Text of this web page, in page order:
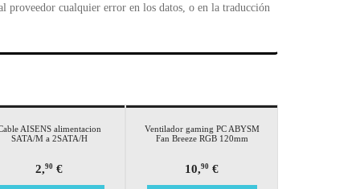
proveedor cualquier error en los datos, o en la traducción
AISENS alimentacion
SATA/M a 2SATA/H
2,90 €
Ventilador gaming PC ABYSM
Fan Breeze RGB 120mm
10,90 €